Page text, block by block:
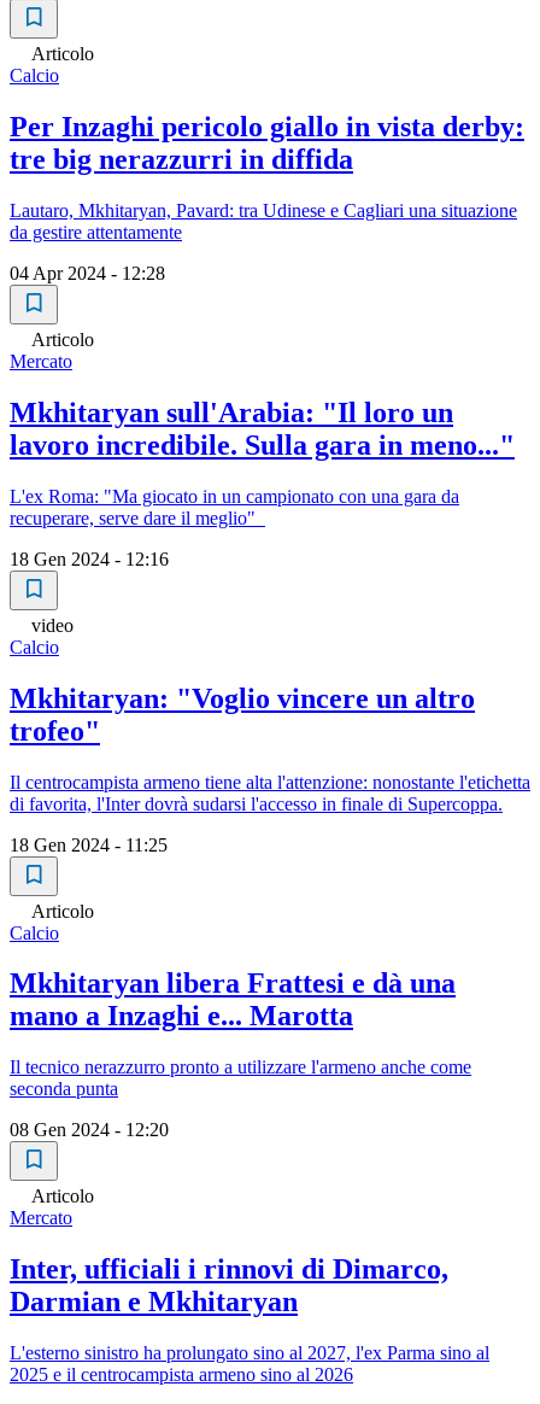
Articolo
Calcio
Per Inzaghi pericolo giallo in vista derby:
tre big nerazzurri in diffida
Lautaro, Mkhitaryan, Pavard: tra Udinese e Cagliari una situazione
da gestire attentamente
04 Apr 2024 - 12:28
Articolo
Mercato
Mkhitaryan sull'Arabia: "Il loro un
lavoro incredibile. Sulla gara in meno..."
L'ex Roma: "Ma giocato in un campionato con una gara da
recuperare, serve dare il meglio"
18 Gen 2024 - 12:16
video
Calcio
Mkhitaryan: "Voglio vincere un altro
trofeo"
Il centrocampista armeno tiene alta l'attenzione: nonostante l'etichetta
di favorita, l'Inter dovrà sudarsi l'accesso in finale di Supercoppa.
18 Gen 2024 - 11:25
Articolo
Calcio
Mkhitaryan libera Frattesi e dà una
mano a Inzaghi e... Marotta
Il tecnico nerazzurro pronto a utilizzare l'armeno anche come
seconda punta
08 Gen 2024 - 12:20
Articolo
Mercato
Inter, ufficiali i rinnovi di Dimarco,
Darmian e Mkhitaryan
L'esterno sinistro ha prolungato sino al 2027, l'ex Parma sino al
2025 e il centrocampista armeno sino al 2026